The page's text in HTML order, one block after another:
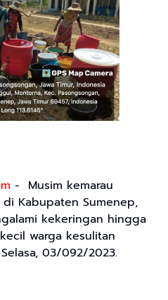
- Musim kemarau
Kabupaten Sumenep,
kekeringan hingga
warga kesulitan
03/092/2023.